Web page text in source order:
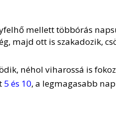
mellett többórás
majd ott is szakadozik,
néhol viharossá is
5 és 10, a legmagasabb